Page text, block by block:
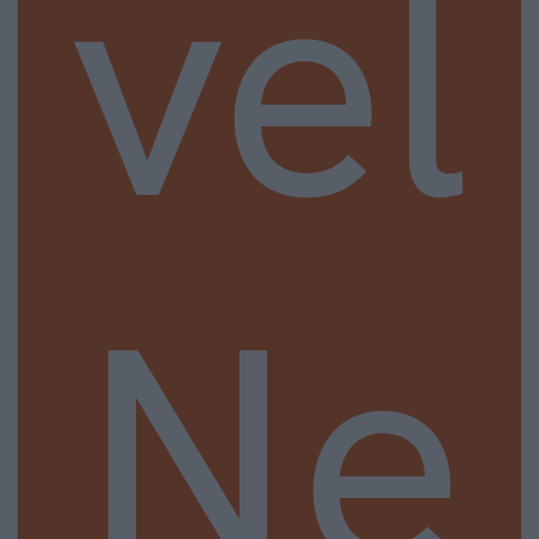
vel